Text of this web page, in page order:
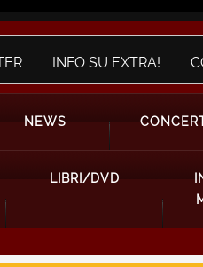
INFO SU EXTRA!
NEWS
LIBRI/DVD